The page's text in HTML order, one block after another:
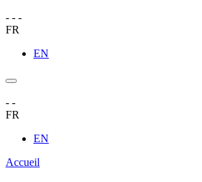
- - -
FR
EN
- -
FR
EN
Accueil